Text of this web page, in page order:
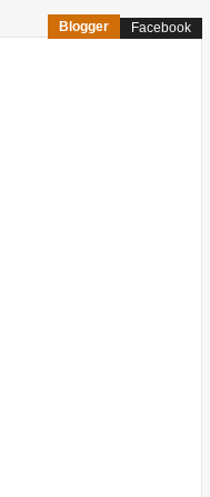
Blogger Facebook